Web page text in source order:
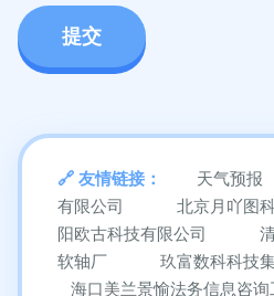
友情链接： 天气预报
有限公司
北京月吖图
阳欧古科技有限公司
软轴厂
玖富数科科技
海口美兰景愉法务信息咨询